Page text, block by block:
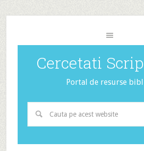
Cercetati
Portal de resurse